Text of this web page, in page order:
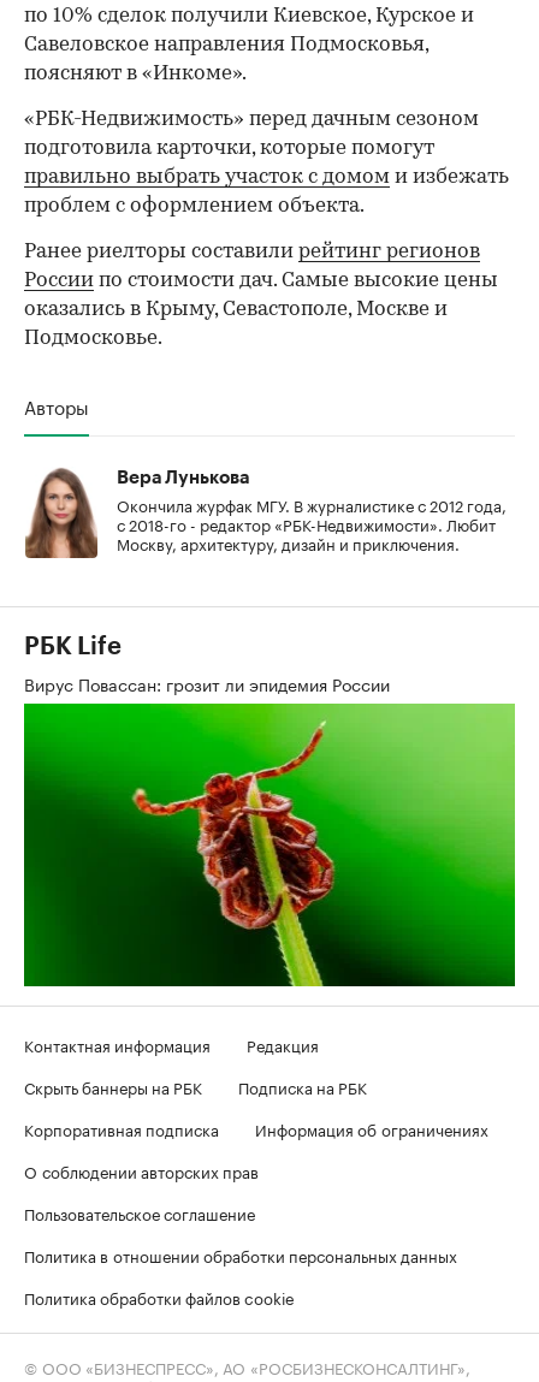
по 10% сделок получили Киевское, Курское и
Савеловское направления Подмосковья,
поясняют в «Инкоме».
«РБК-Недвижимость» перед дачным сезоном
подготовила карточки, которые помогут
правильно выбрать участок с домом и избежать
проблем с оформлением объекта.
Ранее риелторы составили рейтинг регионов
России по стоимости дач. Самые высокие цены
оказались в Крыму, Севастополе, Москве и
Подмосковье.
Авторы
Вера Лунькова
Окончила журфак МГУ. В журналистике с 2012 года,
с 2018-го - редактор «РБК-Недвижимости». Любит
Москву, архитектуру, дизайн и приключения.
РБК Life
Вирус Повассан: грозит ли эпидемия России
Контактная информация
Редакция
Скрыть баннеры на РБК
Подписка на РБК
Корпоративная подписка
Информация об ограничениях
О соблюдении авторских прав
Пользовательское соглашение
Политика в отношении обработки персональных данных
Политика обработки файлов cookie
© ООО «БИЗНЕСПРЕСС», АО «РОСБИЗНЕСКОНСАЛТИНГ»,